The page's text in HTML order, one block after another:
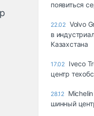
появиться
22.02 Volvo
в
Казахстана
17.02 Iveco
центр
28.12
шинный